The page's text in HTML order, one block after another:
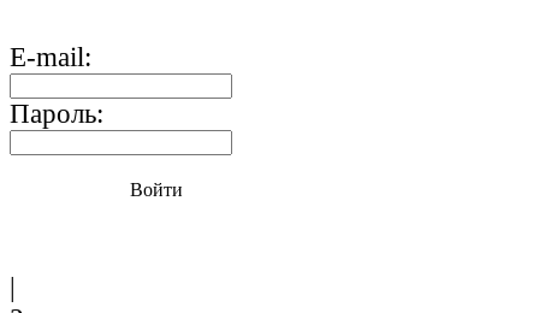
E-mail:
Пароль:
Войти
|